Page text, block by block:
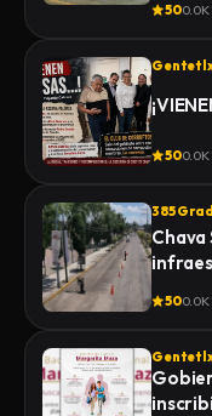
50
50
385
50